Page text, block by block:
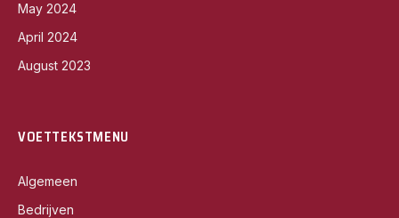
May 2024
April 2024
August 2023
VOETTEKSTMENU
Algemeen
Bedrijven